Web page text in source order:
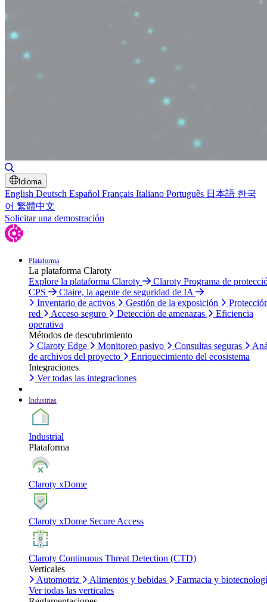
Idioma
English Deutsch Español Français Italiano Português 日本語 한국
어 繁體中文
Solicitar una demostración
Plataforma
La plataforma Claroty
Explore la plataforma Claroty
Claroty Programa de
CPS
Claire, la agente de seguridad de IA
Inventario de activos
Gestión de la exposición
red
Acceso seguro Detección de amenazas
Eficiencia
operativa
Métodos de descubrimiento
Claroty Edge
Monitoreo pasivo Consultas seguras
de archivos del proyecto
Enriquecimiento del ecosistema
Integraciones
Ver todas las integraciones
Industrias
Industrial
Plataforma
Claroty xDome
Claroty xDome Secure Access
Claroty Continuous Threat Detection (CTD)
Verticales
Automotriz
Alimentos y bebidas
Farmacia y
Ver todas las verticales